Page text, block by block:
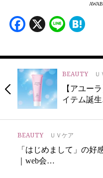
Facebook
X Line
BEAUTY Ｕ
【アユー
イテム誕
BEAUTY ＵＶケア
「はじめまして」の好
｜web会…